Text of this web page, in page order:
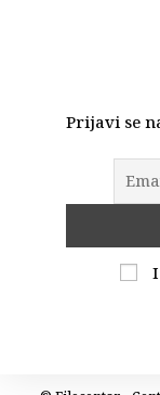
Prijavi se